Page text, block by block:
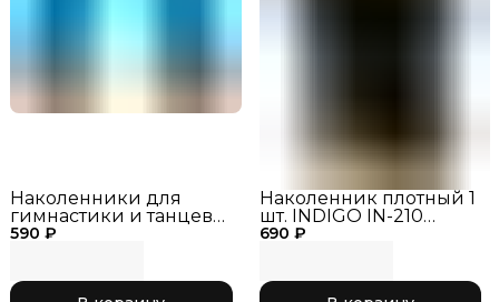
590 ₽
Наколенники для
гимнастики и танцев
INDIGO SM-113
690 ₽
Наколенник плотный 1
шт. INDIGO IN-210
Черный, р. M